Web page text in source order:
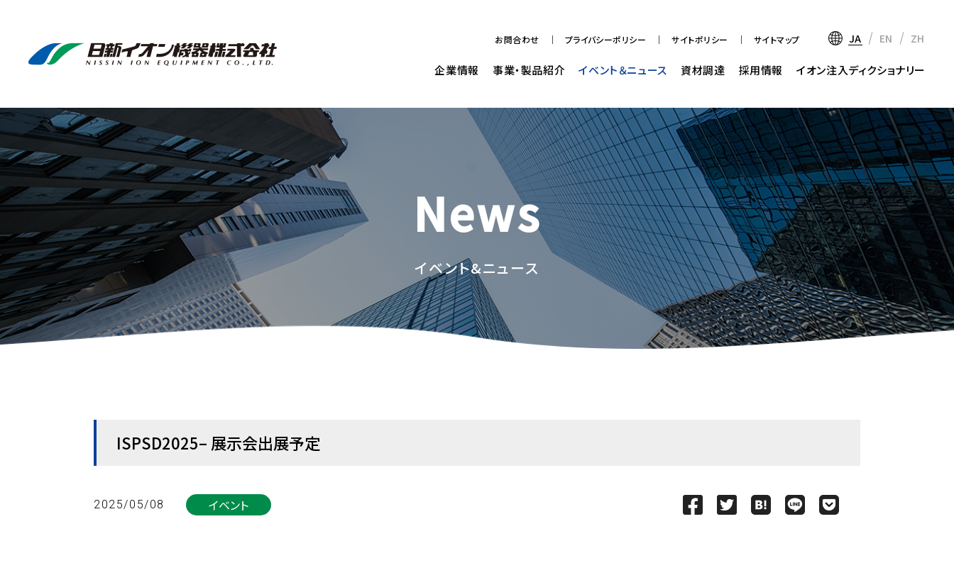
お問合わせ プライバシーポリシー サイトポリシー サイトマップ JA EN ZH
企業情報 事業・製品紹介 イベント＆ニュース 資材調達 採用情報 イオン注入ディクショナリー
News
イベント&ニュース
ISPSD2025– 展示会出展予定
2025/05/08 イベント